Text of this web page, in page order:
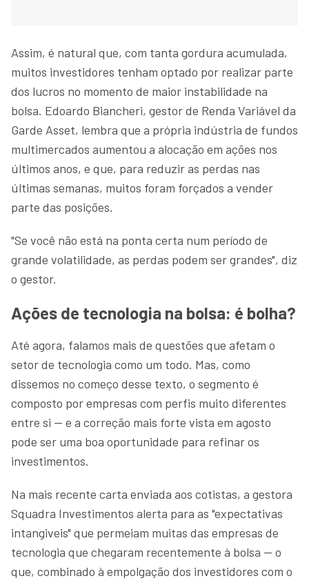
Assim, é natural que, com tanta gordura acumulada,
muitos investidores tenham optado por realizar parte
dos lucros no momento de maior instabilidade na
bolsa. Edoardo Biancheri, gestor de Renda Variável da
Garde Asset, lembra que a própria indústria de fundos
multimercados aumentou a alocação em ações nos
últimos anos, e que, para reduzir as perdas nas
últimas semanas, muitos foram forçados a vender
parte das posições.
"Se você não está na ponta certa num período de
grande volatilidade, as perdas podem ser grandes", diz
o gestor.
Ações de tecnologia na bolsa: é bolha?
Até agora, falamos mais de questões que afetam o
setor de tecnologia como um todo. Mas, como
dissemos no começo desse texto, o segmento é
composto por empresas com perfis muito diferentes
entre si — e a correção mais forte vista em agosto
pode ser uma boa oportunidade para refinar os
investimentos.
Na mais recente carta enviada aos cotistas, a gestora
Squadra Investimentos alerta para as "expectativas
intangiveis" que permeiam muitas das empresas de
tecnologia que chegaram recentemente à bolsa — o
que, combinado à empolgação dos investidores com o